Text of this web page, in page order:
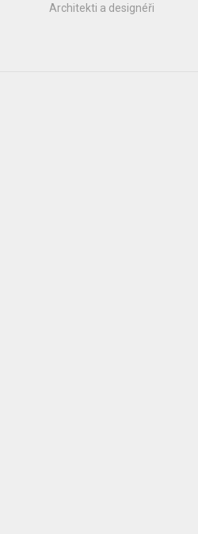
Architekti a designéři